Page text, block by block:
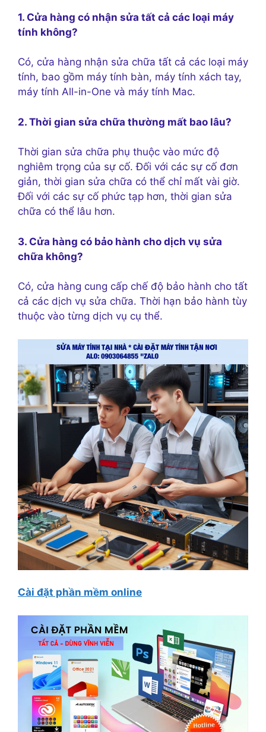
1. Cửa hàng có nhận sửa tất cả các loại máy
tính không?
Có, cửa hàng nhận sửa chữa tất cả các loại máy
tính, bao gồm máy tính bàn, máy tính xách tay,
máy tính All-in-One và máy tính Mac.
2. Thời gian sửa chữa thường mất bao lâu?
Thời gian sửa chữa phụ thuộc vào mức độ
nghiêm trọng của sự cố. Đối với các sự cố đơn
giản, thời gian sửa chữa có thể chỉ mất vài giờ.
Đối với các sự cố phức tạp hơn, thời gian sửa
chữa có thể lâu hơn.
3. Cửa hàng có bảo hành cho dịch vụ sửa
chữa không?
Có, cửa hàng cung cấp chế độ bảo hành cho tất
cả các dịch vụ sửa chữa. Thời hạn bảo hành tùy
thuộc vào từng dịch vụ cụ thể.
Cài đặt phần mềm online